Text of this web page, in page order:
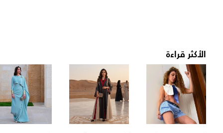
الأكثر قراءة